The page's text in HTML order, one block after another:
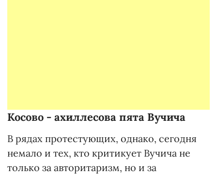
Косово - ахиллесова пята Вучича
В рядах протестующих, однако, сегодня
немало и тех, кто критикует Вучича не
только за авторитаризм, но и за